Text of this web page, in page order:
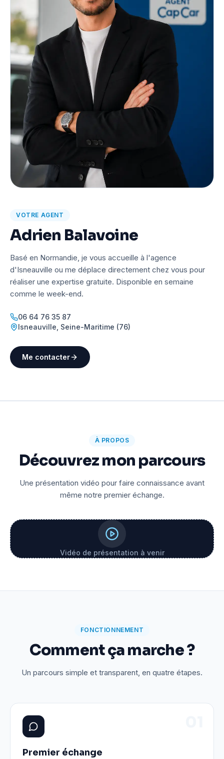
VOTRE AGENT
Adrien Balavoine
Basé en Normandie, je vous accueille à l'agence
d'Isneauville ou me déplace directement chez vous pour
réaliser une expertise gratuite. Disponible en semaine
comme le week-end.
06 64 76 35 87
Isneauville Seine-Maritime (76)
Me contacter
À PROPOS
Découvrez mon parcours
Une présentation vidéo pour faire connaissance avant
même notre premier échange.
Vidéo de présentation à venir
FONCTIONNEMENT
Comment ça marche ?
Un parcours simple et transparent, en quatre étapes.
Premier échange